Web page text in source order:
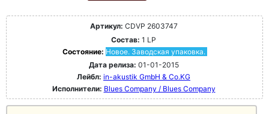
Артикул: CDVP 2603747
Состав: 1 LP
Состояние: Новое. Заводская упаковка.
Дата релиза: 01-01-2015
Лейбл: in-akustik GmbH & Co.KG
Исполнители: Blues Company / Blues Company